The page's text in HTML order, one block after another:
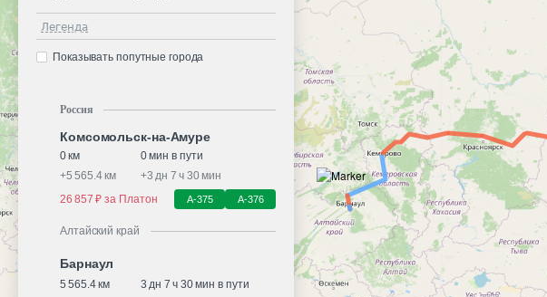
Легенда
Показывать попутные города
Россия
Комсомольск-на-Амуре
0 км
0 мин в пути
+5 565.4 км +3 дн 7 ч 30 мин
26 857 ₽ за Платон
А-375 А-376
Алтайский край
Барнаул
5 565.4 км 3 дн 7 ч 30 мин в пути